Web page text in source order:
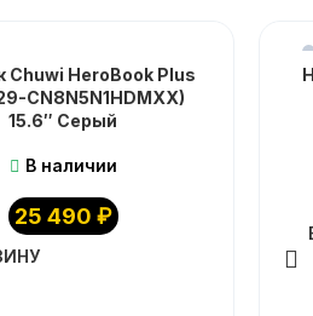
Chuwi HeroBook Plus
CN8N5N1HDMXX)
15.6″ Серый
В наличии
25 490 ₽